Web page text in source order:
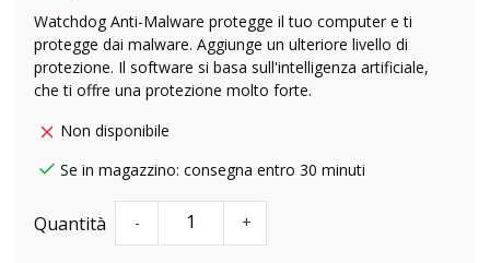
Watchdog Anti-Malware protegge il tuo computer e ti
protegge dai malware. Aggiunge un ulteriore livello di
protezione. Il software si basa sull'intelligenza artificiale,
che ti offre una protezione molto forte.
Non disponibile
Se in magazzino: consegna entro 30 minuti
Quantità - +